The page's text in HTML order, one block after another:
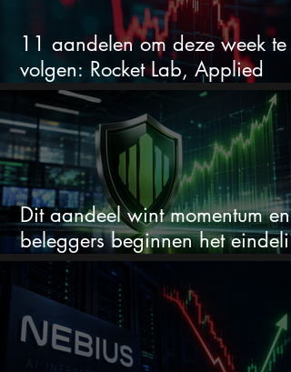
11 aandelen om deze week te
volgen: Rocket Lab, Applied
Materials en de zwaarste AI-test
Dit aandeel wint momentum en
beleggers beginnen het eindelijk
te zien